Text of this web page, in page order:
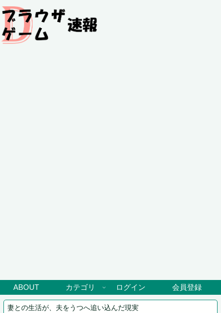
ABOUT カテゴリ ログイン 会員登録
妻との生活が、夫をうつへ追い込んだ現実